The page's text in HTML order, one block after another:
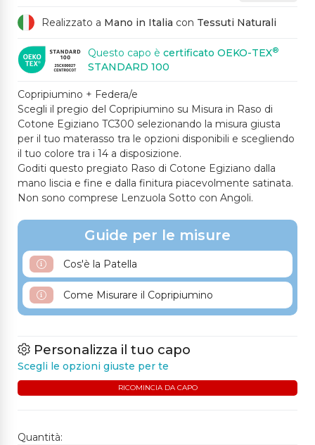
Realizzato a Mano in Italia con Tessuti Naturali
Questo capo è certificato OEKO-TEX®
STANDARD 100
Copripiumino + Federa/e
Scegli il pregio del Copripiumino su Misura in Raso di
Cotone Egiziano TC300 selezionando la misura giusta
per il tuo materasso tra le opzioni disponibili e scegliendo
il tuo colore tra i 14 a disposizione.
Goditi questo pregiato Raso di Cotone Egiziano dalla
mano liscia e fine e dalla finitura piacevolmente satinata.
Non sono comprese Lenzuola Sotto con Angoli.
Guide per le misure
Cos'è la Patella
Come Misurare il Copripiumino
Personalizza il tuo capo
Scegli le opzioni giuste per te
RICOMINCIA DA CAPO
Quantità: